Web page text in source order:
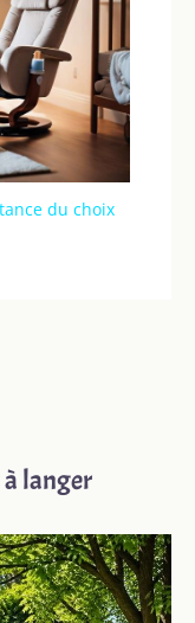
du choix
langer